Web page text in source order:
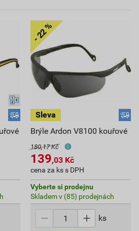
Brýle Ardon V8100 kouřové
180,17 Kč
139,03 Kč
cena za ks s DPH
Vyberte si prodejnu
Skladem v (85) prodejnách
ks